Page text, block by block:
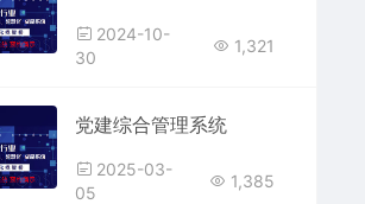
2024-10-
30
1,321
党建综合管理系统
2025-03-
05
1,385